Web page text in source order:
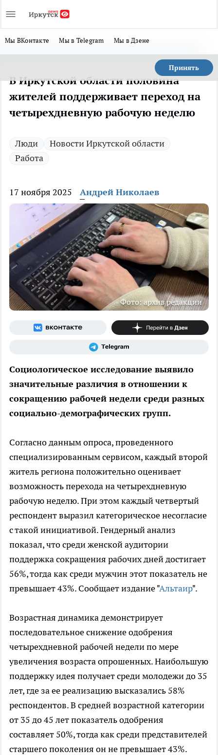
Мы ВКонтакте Мы в Telegram Мы в Дзене
Принять
В Иркутской области половина
жителей поддерживает переход на
четырехдневную рабочую неделю
Люди
Новости Иркутской области
Работа
17 ноября 2025 Андрей Николаев
Фото: архив редакции
Социологическое исследование выявило
значительные различия в отношении к
сокращению рабочей недели среди разных
социально-демографических групп.
Согласно данным опроса, проведенного
специализированным сервисом, каждый второй
житель региона положительно оценивает
возможность перехода на четырехдневную
рабочую неделю. При этом каждый четвертый
респондент выразил категорическое несогласие
с такой инициативой. Гендерный анализ
показал, что среди женской аудитории
поддержка сокращения рабочих дней достигает
56%, тогда как среди мужчин этот показатель не
превышает 43%. Сообщает издание "Альтаир".
Возрастная динамика демонстрирует
последовательное снижение одобрения
четырехдневной рабочей недели по мере
увеличения возраста опрошенных. Наибольшую
поддержку идея получает среди молодежи до 35
лет, где за ее реализацию высказались 58%
респондентов. В средней возрастной категории
от 35 до 45 лет показатель одобрения
составляет 50%, тогда как среди представителей
старшего поколения он не превышает 43%.